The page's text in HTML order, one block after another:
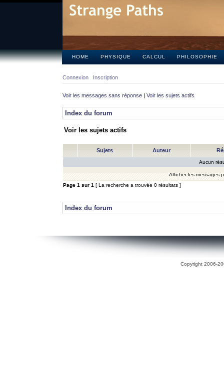
HOME PHYSIQUE CALCUL PHILOSOPHIE
Connexion Inscription
Voir les messages sans réponse | Voir les sujets actifs
Index du forum
Voir les sujets actifs
Sujets Auteur
Aucun
Afficher les messages
Page 1 sur 1 [ La recherche a trouvée 0 résultats ]
Index du forum
Copyright 2006-